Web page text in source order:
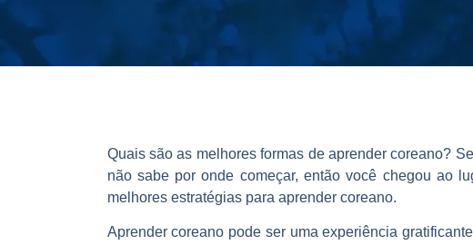
Quais são as melhores formas de aprender coreano?
não sabe por onde começar, então você chegou ao
melhores estratégias para aprender coreano.
Aprender coreano pode ser uma experiência